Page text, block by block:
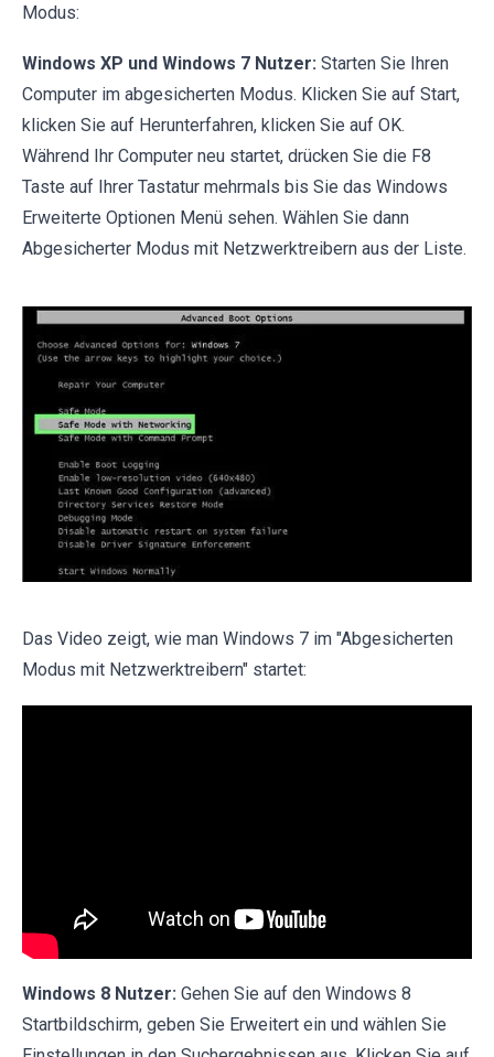
Modus:
Windows XP und Windows 7 Nutzer: Starten Sie Ihren
Computer im abgesicherten Modus. Klicken Sie auf Start,
klicken Sie auf Herunterfahren, klicken Sie auf OK.
Während Ihr Computer neu startet, drücken Sie die F8
Taste auf Ihrer Tastatur mehrmals bis Sie das Windows
Erweiterte Optionen Menü sehen. Wählen Sie dann
Abgesicherter Modus mit Netzwerktreibern aus der Liste.
Das Video zeigt, wie man Windows 7 im "Abgesicherten
Modus mit Netzwerktreibern" startet:
Windows 8 Nutzer: Gehen Sie auf den Windows 8
Startbildschirm, geben Sie Erweitert ein und wählen Sie